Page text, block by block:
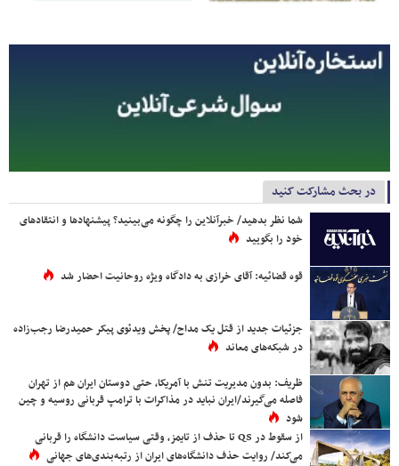
در بحث مشارکت کنید
شما نظر بدهید/ خبرآنلاین را چگونه می‌بینید؟ پیشنهادها و انتقادهای
خود را بگویید
قوه قضائیه: آقای خرازی به دادگاه ویژه روحانیت احضار شد
جزئیات جدید از قتل یک مداح/ پخش ویدئوی پیکر حمیدرضا رجب‌زاده
در شبکه‌های معاند
ظریف: بدون مدیریت تنش با آمریکا، حتی دوستان ایران هم از تهران
فاصله می‌گیرند/ایران نباید در مذاکرات با ترامپ قربانی روسیه و چین
شود
از سقوط در QS تا حذف از تایمز، وقتی سیاست دانشگاه را قربانی
می‌کند/ روایت حذف دانشگاه‌های ایران از رتبه‌بندی‌های جهانی